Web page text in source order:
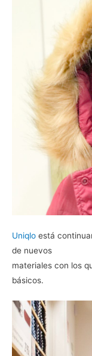
Uniqlo está
de nuevos
materiales con los
básicos.